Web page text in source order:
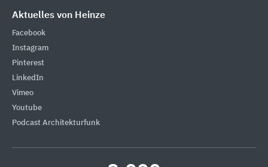
Aktuelles von Heinze
Facebook
Instagram
Pinterest
LinkedIn
Vimeo
Youtube
Podcast Architekturfunk